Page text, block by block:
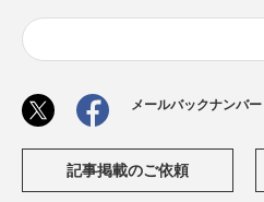
メールバックナンバー
記事掲載のご依頼